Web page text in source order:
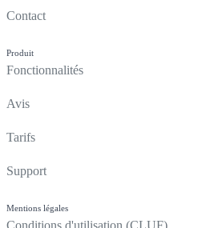
Contact
Produit
Fonctionnalités
Avis
Tarifs
Support
Mentions légales